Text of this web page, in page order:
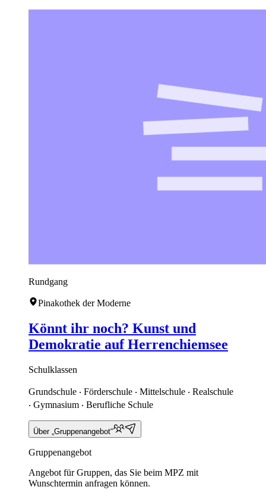
Rundgang
Pinakothek der Moderne
Könnt ihr noch? Kunst und
Demokratie auf Herrenchiemsee
Schulklassen
Grundschule ‧ Förderschule ‧ Mittelschule ‧ Realschule
‧ Gymnasium ‧ Berufliche Schule
Über „Gruppenangebot“
Gruppenangebot
Angebot für Gruppen, das Sie beim MPZ mit
Wunschtermin anfragen können.